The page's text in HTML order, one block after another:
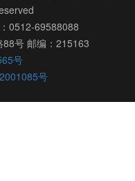
0512-69588088
号 邮编：215163
号
号